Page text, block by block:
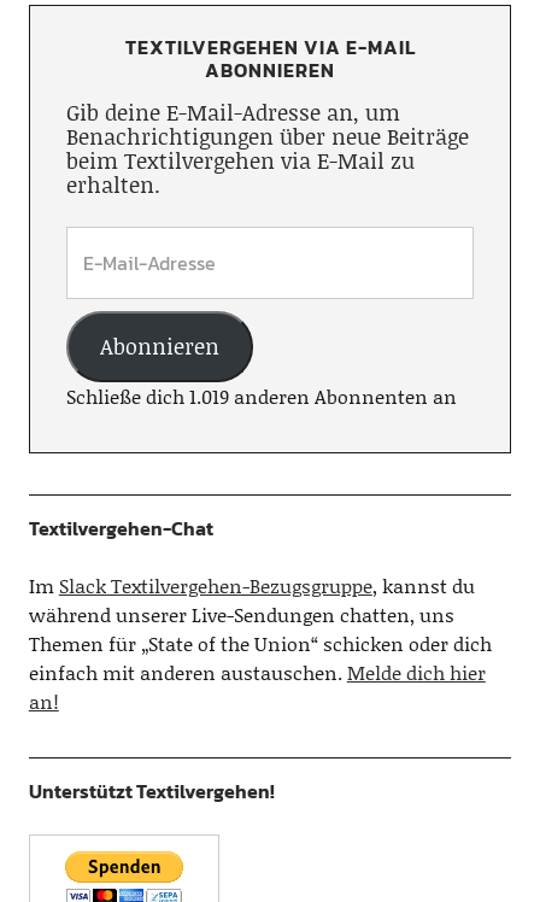
TEXTILVERGEHEN VIA E-MAIL
ABONNIEREN
Gib deine E-Mail-Adresse an, um
Benachrichtigungen über neue Beiträge
beim Textilvergehen via E-Mail zu
erhalten.
Abonnieren
Schließe dich 1.019 anderen Abonnenten an
Textilvergehen-Chat
Im Slack Textilvergehen-Bezugsgruppe, kannst du
während unserer Live-Sendungen chatten, uns
Themen für „State of the Union“ schicken oder dich
einfach mit anderen austauschen.Melde dich hier
an!
Unterstützt Textilvergehen!